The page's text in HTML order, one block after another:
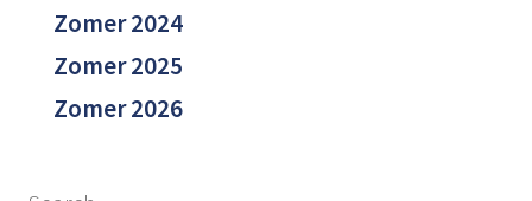
Zomer 2024
Zomer 2025
Zomer 2026